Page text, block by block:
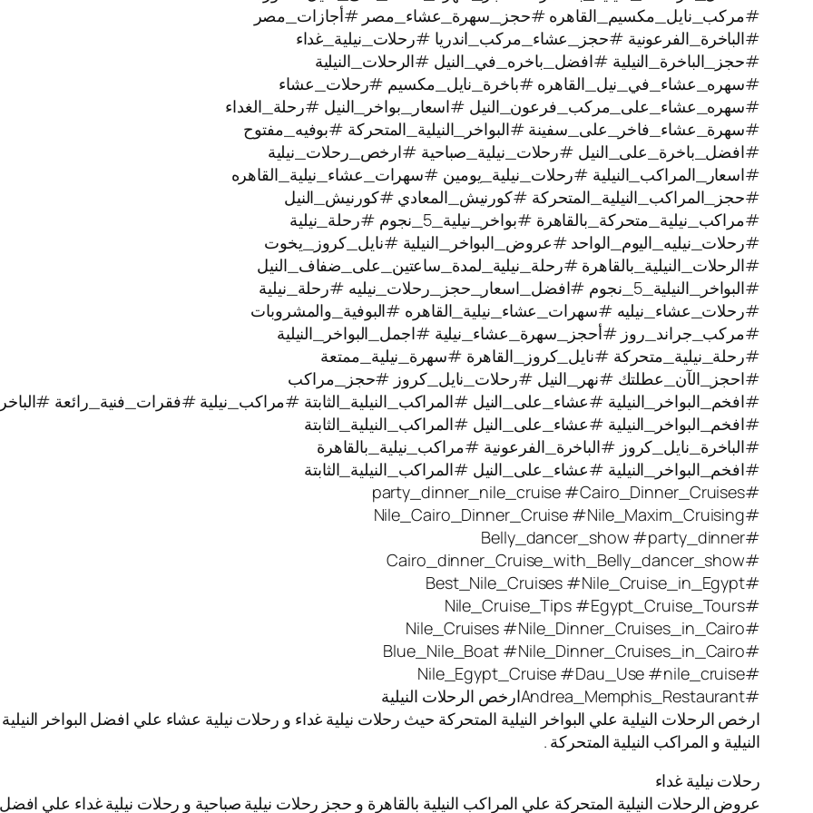
#مركب_نايل_مكسيم_القاهره #حجز_سهرة_عشاء_مصر #أجازات_مصر
#الباخرة_الفرعونية #حجز_عشاء_مركب_اندريا #رحلات_نيلية_غداء
#حجز_الباخرة_النيلية #افضل_باخره_في_النيل #الرحلات_النيلية
#سهره_عشاء_في_نيل_القاهره‏ #باخرة_نايل_مكسيم #رحلات_عشاء
#سهره_عشاء_على_مركب_فرعون_النيل #اسعار_بواخر_النيل #رحلة_الغداء
#سهرة_عشاء_فاخر_على_سفينة #البواخر_النيلية_المتحركة #بوفيه_مفتوح
#افضل_باخرة_على_النيل #رحلات_نيلية_صباحية #ارخص_رحلات_نيلية
#اسعار_المراكب_النيلية #رحلات_نيلية_يومين #سهرات_عشاء_نيلية_القاهره
#حجز_المراكب_النيلية_المتحركة #كورنيش_المعادي #كورنيش_النيل
#مراكب_نيلية_متحركة_بالقاهرة #بواخر_نيلية_5_نجوم #رحلة_نيلية
#رحلات_نيليه_اليوم_الواحد #عروض_البواخر_النيلية #نايل_كروز_يخوت
#الرحلات_النيلية_بالقاهرة #رحلة_نيلية_لمدة_ساعتين_على_ضفاف_النيل
#البواخر_النيلية_5_نجوم #افضل_اسعار_حجز_رحلات_نيليه #رحلة_نيلية
#رحلات_عشاء_نيليه #سهرات_عشاء_نيلية_القاهره #البوفية_والمشروبات
#مركب_جراند_روز #أحجز_سهرة_عشاء_نيلية #اجمل_البواخر_النيلية
#رحلة_نيلية_متحركة ‫#نايل_كروز_القاهرة #سهرة_نيلية_ممتعة
#احجز_الآن_عطلتك #نهر_النيل #رحلات_نايل_كروز #حجز_مراكب
#افخم_البواخر_النيلية #عشاء_على_النيل #المراكب_النيلية_الثابتة #مراكب_نيلية #فقرات_فنية_رائعة
#افخم_البواخر_النيلية #عشاء_على_النيل #المراكب_النيلية_الثابتة
#الباخرة_نايل_كروز #الباخرة_الفرعونية #مراكب_نيلية_بالقاهرة
#افخم_البواخر_النيلية #عشاء_على_النيل #المراكب_النيلية_الثابتة
#party_dinner_nile_cruise #Cairo_Dinner_Cruises
#Nile_Cairo_Dinner_Cruise #Nile_Maxim_Cruising
#Belly_dancer_show #party_dinner
#Cairo_dinner_Cruise_with_Belly_dancer_show
#Best_Nile_Cruises #Nile_Cruise_in_Egypt
#Nile_Cruise_Tips #Egypt_Cruise_Tours
#Nile_Cruises #Nile_Dinner_Cruises_in_Cairo
#Blue_Nile_Boat #Nile_Dinner_Cruises_in_Cairo
#Nile_Egypt_Cruise #Dau_Use #nile_cruise
#Andrea_Memphis_Restaurantارخص الرحلات النيلية
ارخص الرحلات النيلية علي البواخر النيلية المتحركة حيث رحلات نيلية غداء و رحلات نيلية عشاء علي افضل البواخر
النيلية و المراكب النيلية المتحركة .
رحلات نيلية غداء
عروض الرحلات النيلية المتحركة علي المراكب النيلية بالقاهرة و حجز رحلات نيلية صباحية و رحلات نيلية غداء علي افضل